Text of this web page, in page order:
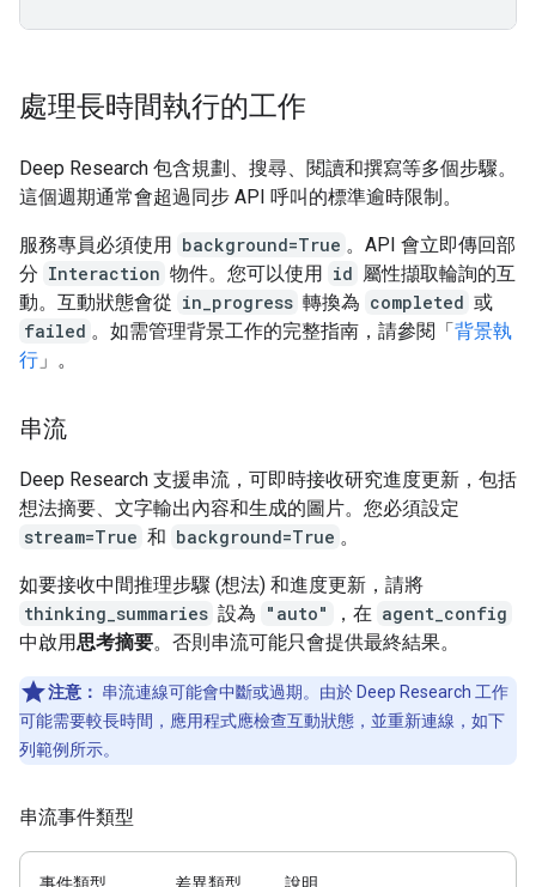
處理長時間執行的工作
Deep Research 包含規劃、搜尋、閱讀和撰寫等多個步驟。
這個週期通常會超過同步 API 呼叫的標準逾時限制。
服務專員必須使用 background=True 。API 會立即傳回部
分 Interaction 物件。您可以使用 id 屬性擷取輪詢的互
動。互動狀態會從 in_progress 轉換為 completed 或
failed 。如需管理背景工作的完整指南，請參閱「背景執
行 」。
串流
Deep Research 支援串流，可即時接收研究進度更新，包括
想法摘要、文字輸出內容和生成的圖片。您必須設定
stream=True 和 background=True 。
如要接收中間推理步驟 (想法) 和進度更新，請將
thinking_summaries 設為 "auto" ，在 agent_config
中啟用思考摘要。否則串流可能只會提供最終結果。
注意： 串流連線可能會中斷或過期。由於 Deep Research 工作
可能需要較長時間，應用程式應檢查互動狀態，並重新連線，如下
列範例所示。
串流事件類型